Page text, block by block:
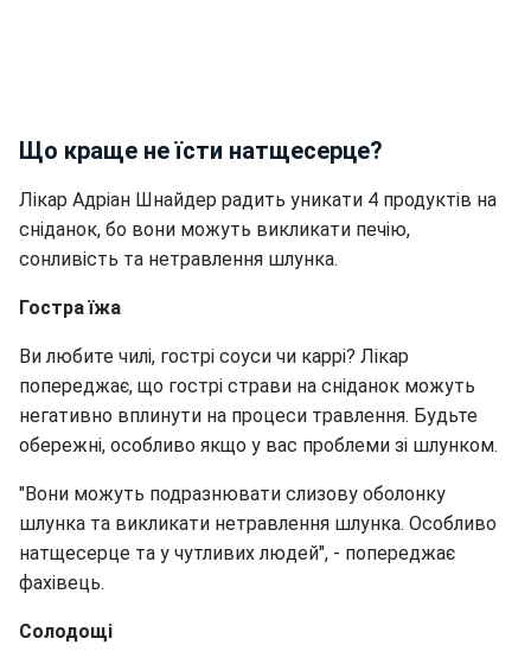
Що краще не їсти натщесерце?
Лікар Адріан Шнайдер радить уникати 4 продуктів на
сніданок, бо вони можуть викликати печію,
сонливість та нетравлення шлунка.
Гостра їжа
Ви любите чилі, гострі соуси чи каррі? Лікар
попереджає, що гострі страви на сніданок можуть
негативно вплинути на процеси травлення. Будьте
обережні, особливо якщо у вас проблеми зі шлунком.
"Вони можуть подразнювати слизову оболонку
шлунка та викликати нетравлення шлунка. Особливо
натщесерце та у чутливих людей", - попереджає
фахівець.
Солодощі